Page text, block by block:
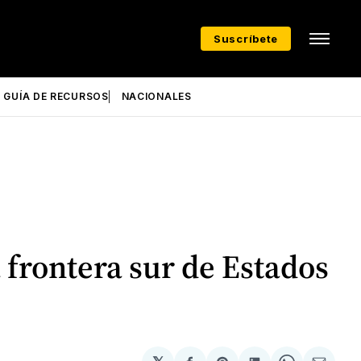
Suscríbete
GUÍA DE RECURSOS NACIONALES
sur de Estados